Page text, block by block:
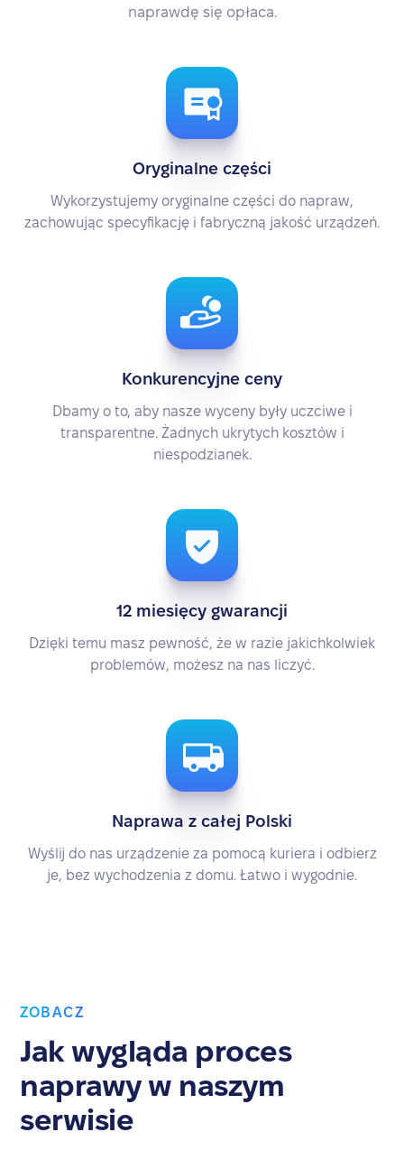
naprawdę się opłaca.
Oryginalne części
Wykorzystujemy oryginalne części do napraw,
zachowując specyfikację i fabryczną jakość urządzeń.
Konkurencyjne ceny
Dbamy o to, aby nasze wyceny były uczciwe i
transparentne. Żadnych ukrytych kosztów i
niespodzianek.
12 miesięcy gwarancji
Dzięki temu masz pewność, że w razie jakichkolwiek
problemów, możesz na nas liczyć.
Naprawa z całej Polski
Wyślij do nas urządzenie za pomocą kuriera i odbierz
je, bez wychodzenia z domu. Łatwo i wygodnie.
ZOBACZ
Jak wygląda proces
naprawy w naszym
serwisie